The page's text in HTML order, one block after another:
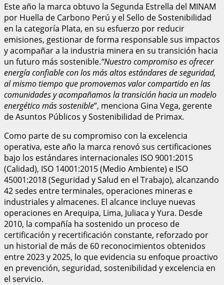
Este año la marca obtuvo la Segunda Estrella del MINAM
por Huella de Carbono Perú y el Sello de Sostenibilidad
en la categoría Plata, en su esfuerzo por reducir
emisiones, gestionar de forma responsable sus impactos
y acompañar a la industria minera en su transición hacia
un futuro más sostenible.“Nuestro compromiso es ofrecer
energía confiable con los más altos estándares de seguridad,
al mismo tiempo que promovemos valor compartido en las
comunidades y acompañamos la transición hacia un modelo
energético más sostenible”, menciona Gina Vega, gerente
de Asuntos Públicos y Sostenibilidad de Primax.
Como parte de su compromiso con la excelencia
operativa, este año la marca renovó sus certificaciones
bajo los estándares internacionales ISO 9001:2015
(Calidad), ISO 14001:2015 (Medio Ambiente) e ISO
45001:2018 (Seguridad y Salud en el Trabajo), alcanzando
42 sedes entre terminales, operaciones mineras e
industriales y almacenes. El alcance incluye nuevas
operaciones en Arequipa, Lima, Juliaca y Yura. Desde
2010, la compañía ha sostenido un proceso de
certificación y recertificación constante, reforzado por
un historial de más de 60 reconocimientos obtenidos
entre 2023 y 2025, lo que evidencia su enfoque proactivo
en prevención, seguridad, sostenibilidad y excelencia en
el servicio.